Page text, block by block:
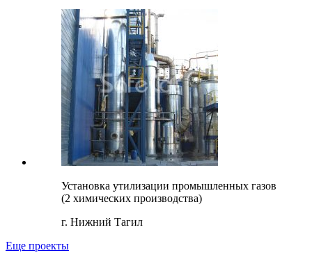
Установка утилизации промышленных газов
(2 химических производства)
г. Нижний Тагил
Еще проекты